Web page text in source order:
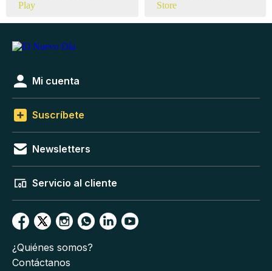
Mi cuenta
Suscríbete
Newsletters
Servicio al cliente
¿Quiénes somos?
Contáctanos